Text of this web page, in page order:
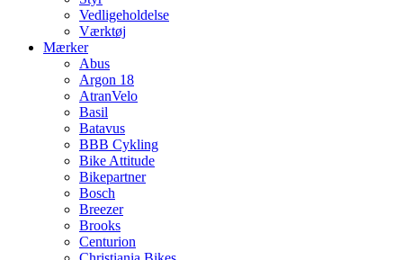
Vedligeholdelse
Værktøj
Mærker
Abus
Argon 18
AtranVelo
Basil
Batavus
BBB Cykling
Bike Attitude
Bikepartner
Bosch
Breezer
Brooks
Centurion